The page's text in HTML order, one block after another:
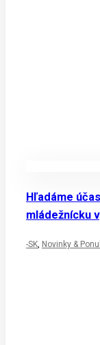
Hľadáme
mládežnícku
-SK Novinky &